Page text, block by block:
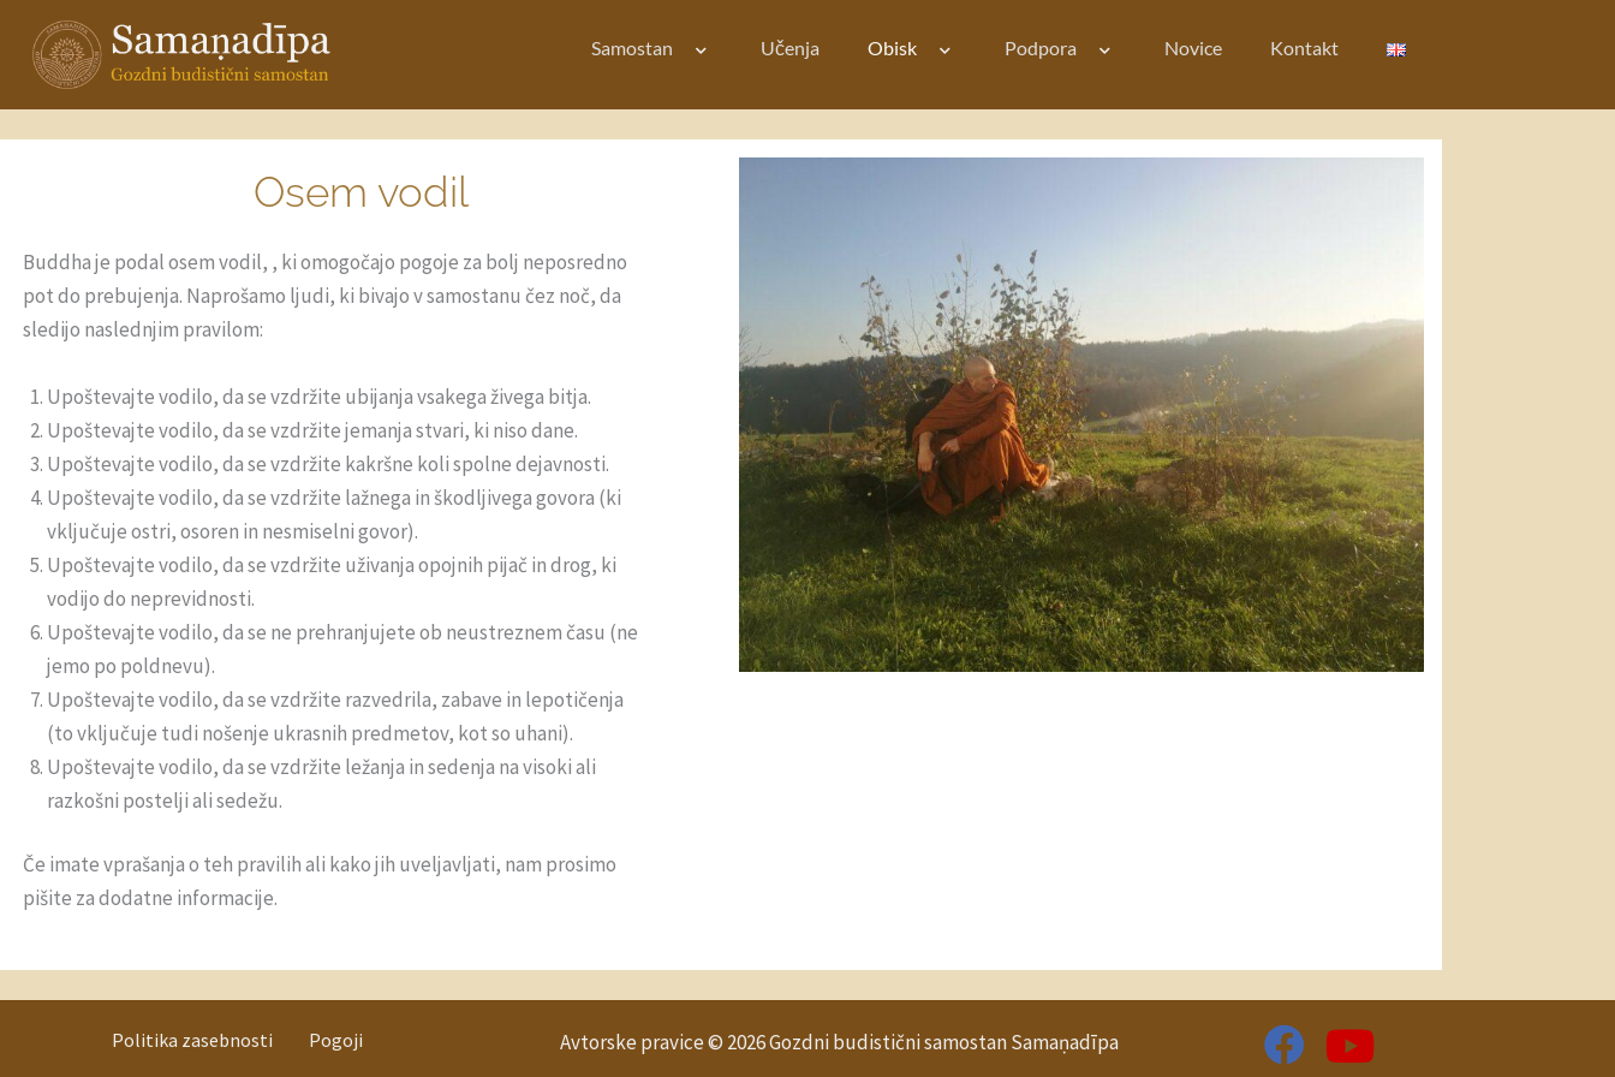
content
Samostan Učenja Obisk Podpora Novice Kontakt
Osem vodil
Buddha je podal osem vodil, , ki omogočajo pogoje za bolj neposredno
pot do prebujenja. Naprošamo ljudi, ki bivajo v samostanu čez noč, da
sledijo naslednjim pravilom:
Upoštevajte vodilo, da se vzdržite ubijanja vsakega živega bitja.
Upoštevajte vodilo, da se vzdržite jemanja stvari, ki niso dane.
Upoštevajte vodilo, da se vzdržite kakršne koli spolne dejavnosti.
Upoštevajte vodilo, da se vzdržite lažnega in škodljivega govora (ki
vključuje ostri, osoren in nesmiselni govor).
Upoštevajte vodilo, da se vzdržite uživanja opojnih pijač in drog, ki
vodijo do neprevidnosti.
Upoštevajte vodilo, da se ne prehranjujete ob neustreznem času (ne
jemo po poldnevu).
Upoštevajte vodilo, da se vzdržite razvedrila, zabave in lepotičenja
(to vključuje tudi nošenje ukrasnih predmetov, kot so uhani).
Upoštevajte vodilo, da se vzdržite ležanja in sedenja na visoki ali
razkošni postelji ali sedežu.
Če imate vprašanja o teh pravilih ali kako jih uveljavljati, nam prosimo
pišite za dodatne informacije.
Politika zasebnosti Pogoji Avtorske pravice © 2026 Gozdni budistični samostan Samaṇadīpa